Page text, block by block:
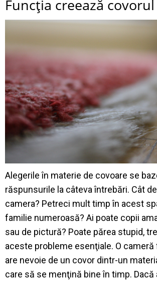
Funcţia creează covorul
Alegerile în materie de covoare se
răspunsurile la câteva întrebări. Cât
camera? Petreci mult timp în acest
familie numeroasă? Ai poate copii
sau de pictură? Poate părea stupid,
aceste probleme esenţiale. O
are nevoie de un covor dintr-un
care să se menţină bine în timp. Dacă